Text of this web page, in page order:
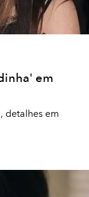
em
detalhes em